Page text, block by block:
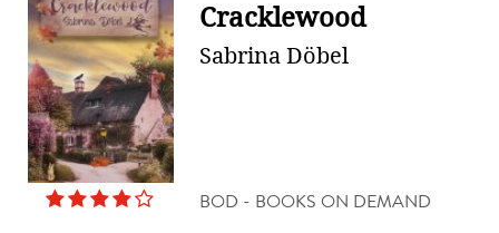
Cracklewood
Sabrina Döbel
BOD - BOOKS ON DEMAND